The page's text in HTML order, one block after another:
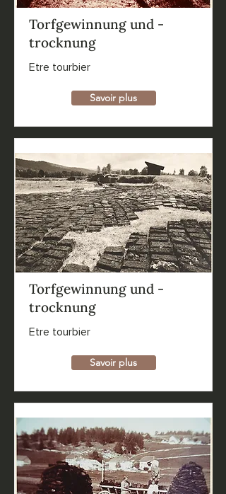
Torfgewinnung und -
trocknung
Etre tourbier
Savoir plus
Torfgewinnung und -
trocknung
Etre tourbier
Savoir plus